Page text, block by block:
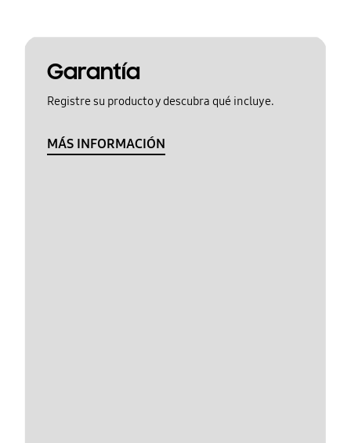
Garantía
Registre su producto y descubra qué incluye.
MÁS INFORMACIÓN